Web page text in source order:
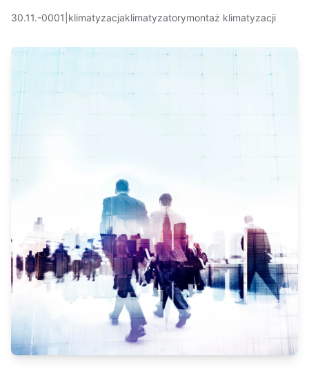
30.11.-0001 klimatyzacjaklimatyzatorymontaż klimatyzacji